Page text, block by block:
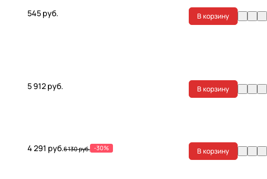
545 руб. В корзину
5 912 руб. В корзину
4 291 руб.6 130 руб. -30% В корзину